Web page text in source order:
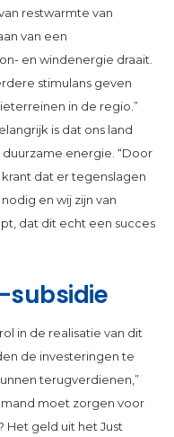
restwarmte van
van een
en windenergie draait.
stimulans geven
in de regio.”
is dat ons land
energie. “Door
dat er tegenslagen
en wij zijn van
dat dit echt een succes
subsidie
in de realisatie van dit
de investeringen te
terugverdienen,”
moet zorgen voor
Het geld uit het Just